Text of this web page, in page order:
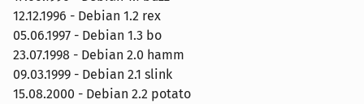
12.12.1996 - Debian 1.2 rex
05.06.1997 - Debian 1.3 bo
23.07.1998 - Debian 2.0 hamm
09.03.1999 - Debian 2.1 slink
15.08.2000 - Debian 2.2 potato